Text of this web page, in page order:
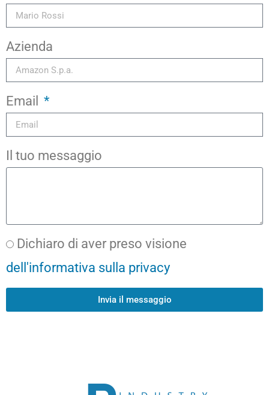
Azienda
Email
Il tuo messaggio
Dichiaro di aver preso visione
dell'informativa sulla privacy
Invia il messaggio